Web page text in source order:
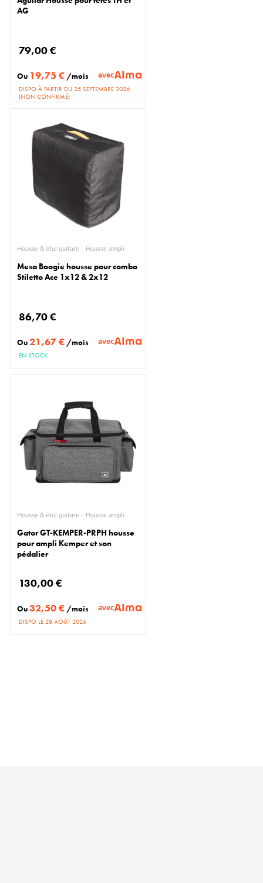
AG
79,00 €
Ou 19,75 € /mois avec
DISPO À PARTIR DU 25 SEPTEMBRE 2026
(NON CONFIRMÉ)
Housse & étui guitare - Housse ampli
Mesa Boogie housse pour combo
Stiletto Ace 1x12 & 2x12
86,70 €
Ou21,67 € /mois avec
EN STOCK
Housse & étui guitare - Housse ampli
Gator GT-KEMPER-PRPH housse
pour ampli Kemper et son
pédalier
130,00 €
Ou32,50 € /mois avec
DISPO LE 28 AOÛT 2026